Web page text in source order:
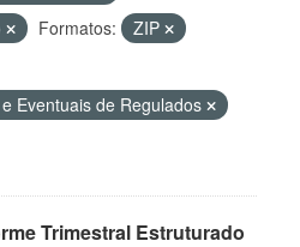
Formatos:
ZIP
Eventuais de Regulados
Trimestral Estruturado